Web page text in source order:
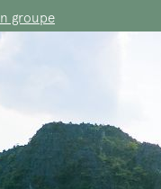
groupe
paisible et
le hameau est
») et de
un sentiment de